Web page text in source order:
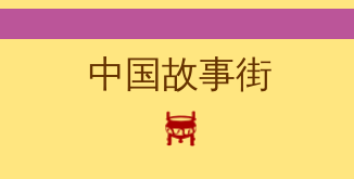
中国故事街